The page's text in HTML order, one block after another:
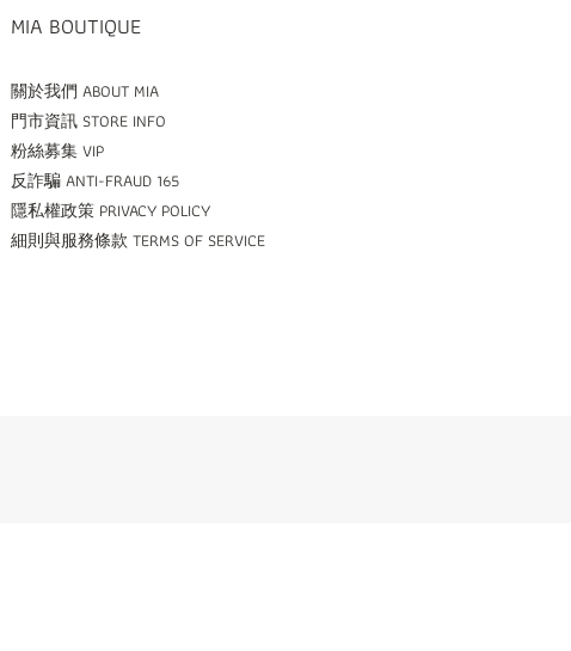
MIA BOUTIQUE
關於我們 ABOUT MIA
門市資訊 STORE INFO
粉絲募集 VIP
反詐騙 ANTI-FRAUD 165
隱私權政策 PRIVACY POLICY
細則與服務條款 TERMS OF SERVICE